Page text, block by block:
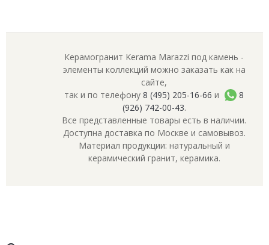
Керамогранит Kerama Marazzi под камень -
элементы коллекций можно заказать как на
сайте,
так и по телефону 8 (495) 205-16-66 и
8
(926) 742-00-43.
Все представленные товары есть в наличии.
Доступна доставка по Москве и самовывоз.
Материал продукции: натуральный и
керамический гранит, керамика.